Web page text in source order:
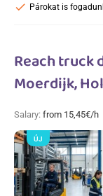
Párokat is
check
Reach truck
Moerdijk,
Salary: from 15,45€/h
ÚJ